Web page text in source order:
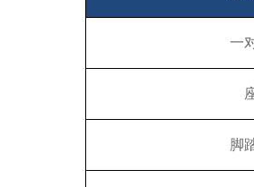
一
脚